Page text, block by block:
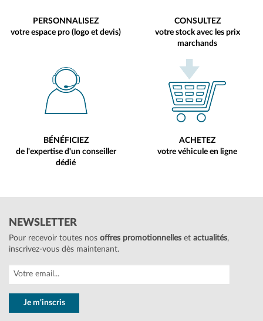
PERSONNALISEZ
votre espace pro (logo et devis)
CONSULTEZ
votre stock avec les prix
marchands
BÉNÉFICIEZ
de l'expertise d'un conseiller
dédié
ACHETEZ
votre véhicule en ligne
NEWSLETTER
Pour recevoir toutes nos offres promotionnelles et actualités,
inscrivez-vous dès maintenant.
Je m'inscris